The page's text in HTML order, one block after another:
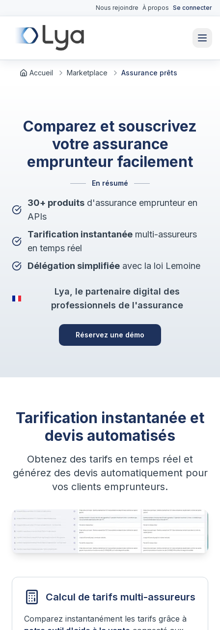
Nous rejoindre À propos Se connecter
Accueil Marketplace Assurance prêts
Comparez et souscrivez
votre assurance
emprunteur facilement
En résumé
30+ produits d'assurance emprunteur en
APIs
Tarification instantanée multi-assureurs
en temps réel
Délégation simplifiée avec la loi Lemoine
Lya, le partenaire digital des
professionnels de l'assurance
Réservez une démo
Tarification instantanée et
devis automatisés
Obtenez des tarifs en temps réel et
générez des devis automatiquement pour
vos clients emprunteurs.
Calcul de tarifs multi-assureurs
Comparez instantanément les tarifs grâce à